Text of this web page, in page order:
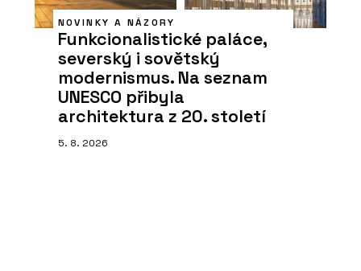
NOVINKY A NÁZORY
Funkcionalistické paláce,
severský i sovětský
modernismus. Na seznam
UNESCO přibyla
architektura z 20. století
5. 8. 2026